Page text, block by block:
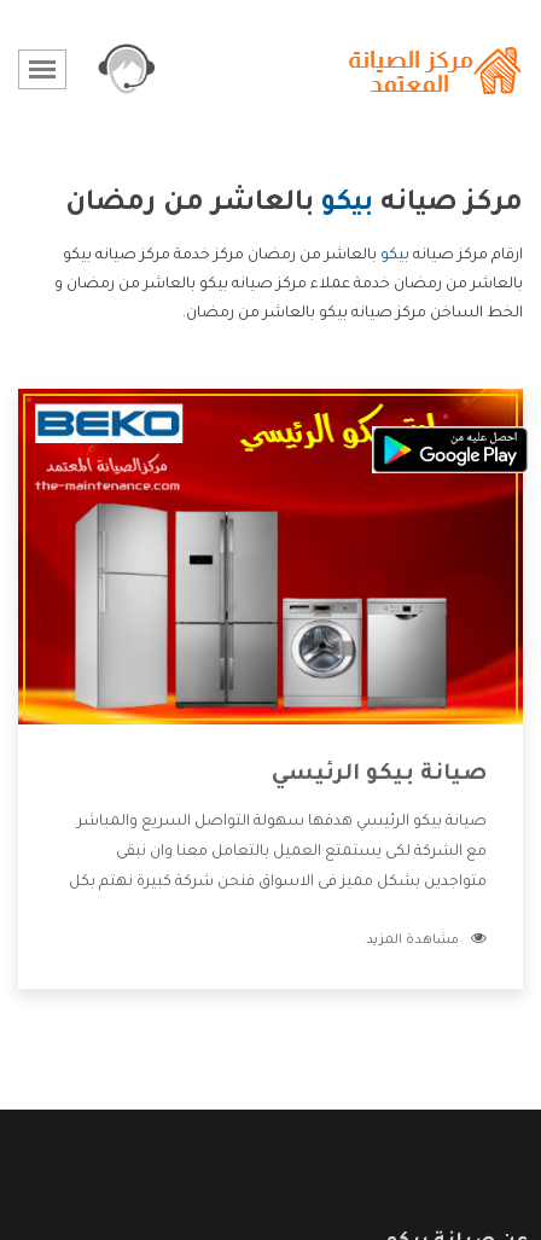
مركز صيانه بيكو بالعاشر من رمضان
ارقام مركز صيانه بيكو بالعاشر من رمضان مركز خدمة مركز صيانه بيكو
بالعاشر من رمضان خدمة عملاء مركز صيانه بيكو بالعاشر من رمضان و
الخط الساخن مركز صيانه بيكو بالعاشر من رمضان.
صيانة بيكو الرئيسي
صيانة بيكو الرئيسي هدفها سهولة التواصل السريع والمباشر
مع الشركة لكى يستمتع العميل بالتعامل معنا وان نبقى
متواجدين بشكل مميز فى الاسواق فنحن شركة كبيرة نهتم بكل
الشركة بها والتى تكون منها خدمة الصيانة التى تكون من أهم
مشاهدة المزيد